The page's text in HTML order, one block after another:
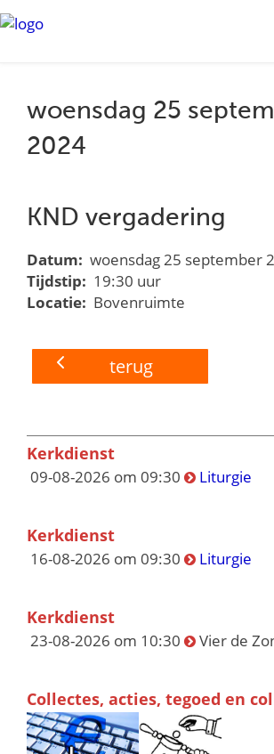
woensdag 25
2024
KND vergadering
Datum: woensdag 25 september
Tijdstip: 19:30 uur
Locatie: Bovenruimte
terug
Kerkdienst
09-08-2026 om 09:30 Liturgie
Kerkdienst
16-08-2026 om 09:30 Liturgie
Kerkdienst
23-08-2026 om 10:30 Vier de
Collectes, acties, tegoed en